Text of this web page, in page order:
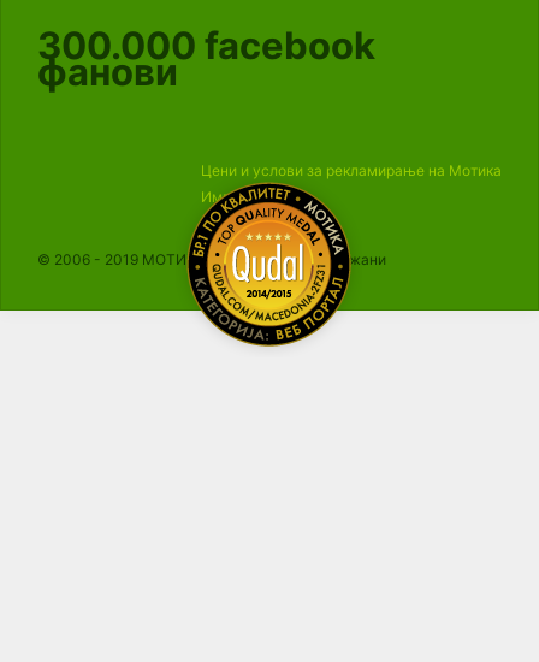
300.000 facebook
фанови
Цени и услови за рекламирање на Мотика
Импресум
© 2006 - 2019 МОТИКА, Сите права се задржани